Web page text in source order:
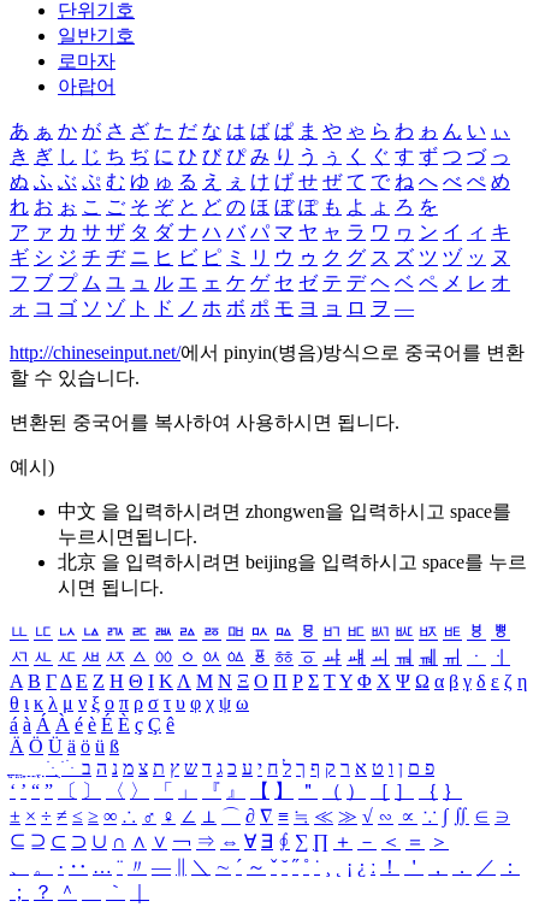
단위기호
일반기호
로마자
아랍어
あ ぁ か が さ ざ た だ な は ば ぱ ま や ゃ ら わ ゎ ん い ぃ
き ぎ し じ ち ぢ に ひ び ぴ み り う ぅ く ぐ す ず つ づ っ
ぬ ふ ぶ ぷ む ゆ ゅ る え ぇ け げ せ ぜ て で ね へ べ ぺ め
れ お ぉ こ ご そ ぞ と ど の ほ ぼ ぽ も よ ょ ろ を
ア ァ カ サ ザ タ ダ ナ ハ バ パ マ ヤ ャ ラ ワ ヮ ン イ ィ キ
ギ シ ジ チ ヂ ニ ヒ ビ ピ ミ リ ウ ゥ ク グ ス ズ ツ ヅ ッ ヌ
フ ブ プ ム ユ ュ ル エ ェ ケ ゲ セ ゼ テ デ ヘ ベ ペ メ レ オ
ォ コ ゴ ソ ゾ ト ド ノ ホ ボ ポ モ ヨ ョ ロ ヲ ―
http://chineseinput.net/에서 pinyin(병음)방식으로 중국어를 변환
할 수 있습니다.
변환된 중국어를 복사하여 사용하시면 됩니다.
예시)
中文 을 입력하시려면 zhongwen을 입력하시고 space를
누르시면됩니다.
北京 을 입력하시려면 beijing을 입력하시고 space를 누르
시면 됩니다.
ㅥ ㅦ ㅧ ㅨ ㅩ ㅪ ㅫ ㅬ ㅭ ㅮ ㅯ ㅰ ㅱ ㅲ ㅳ ㅴ ㅵ ㅶ ㅷ ㅸ
ㅹ
ㅺ ㅻ ㅼ ㅽ ㅾ ㅿ ㆀ ㆁ ㆂ ㆃ ㆄ ㆅ ㆆ ㆇ ㆈ ㆉ ㆊ ㆋ ㆌ ㆍ
ㆎ
Α Β ΓΔ Ε Ζ Η Θ Ι ΚΛ Μ Ν Ξ Ο Π Ρ Σ ΤΥ Φ Χ Ψ Ω α β γ δ ε ζ η
θ ι κ λ μ ν ξ ο π ρ σ τ υ φ χ ψ ω
á à Á À é è É È ç Ç ê
Ä Ö Ü ä ö ü ß
ִֶֹ ֻּ ׁׂ פ ם ן ו ט א ר ק ף ך ל ח י ע כ ג ד ש ץ ת צ מ נ ה ב
‘ ’ “ ” 〔 〕 〈 〉 「 」 『 』 【 】 ＂ （ ） ［ ］ ｛ ｝
± × ÷ ≠ ≤ ≥ ∞ ∴ ♂ ♀ ∠ ⊥ ⌒ ∂ ∇ ≡ ≒ ≪ ≫ √ ∽ ∝ ∵ ∫ ∬ ∈ ∋
⊆ ⊇ ⊂ ⊃ ∪ ∩ ∧ ∨ ￢ ⇒ ⇔ ∀ ∃ ∮ ∑ ∏ ＋ － ＜ ＝
＞
、
。 · ‥ … ¨ 〃 ― ＼ ∼ ´ ～ ˇ ˘ ˝ ˚ ˙ ¸ ¡ ¿ ː ！ ＇ ， ． ／
：
；
？ ＾ ｀